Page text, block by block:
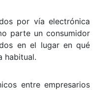
por vía electrónica
parte un consumidor
en el lugar en qué
habitual.
entre empresarios